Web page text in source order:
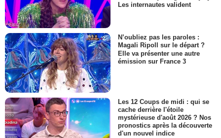
Les internautes valident
N’oubliez pas les paroles :
Magali Ripoll sur le départ ?
Elle va présenter une autre
émission sur France 3
Les 12 Coups de midi : qui se
cache derrière l'étoile
mystérieuse d'août 2026 ? Nos
pronostics après la découverte
d'un nouvel indice